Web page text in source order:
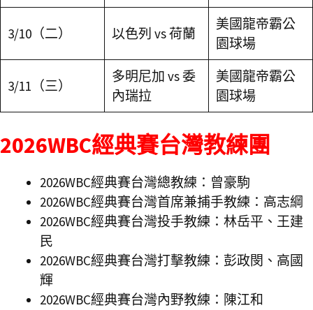
3/10（二） 以色列 vs 荷蘭
美國龍帝霸公
園球場
3/11（三）
多明尼加 vs 委
內瑞拉
美國龍帝霸公
園球場
2026WBC經典賽台灣教練團
2026WBC經典賽台灣總教練：曾豪駒
2026WBC經典賽台灣首席兼捕手教練：高志綱
2026WBC經典賽台灣投手教練：林岳平、王建
民
2026WBC經典賽台灣打擊教練：彭政閔、高國
輝
2026WBC經典賽台灣內野教練：陳江和